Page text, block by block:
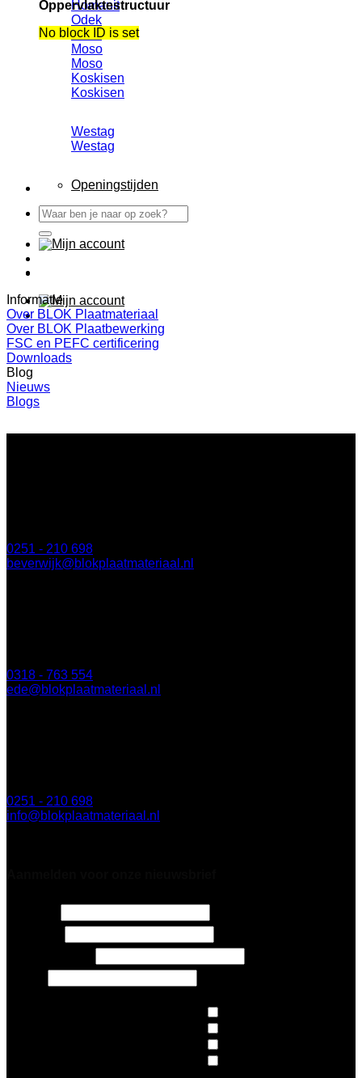
Homanit
Odek
Odek
Moso
Moso
Koskisen
Koskisen
Westag
Westag
Openingstijden
Zoeken
naar:
Oppervlaktestructuur
No block ID is set
Informatie
Over BLOK Plaatmateriaal
Over BLOK Plaatbewerking
FSC en PEFC certificering
Downloads
Blog
Nieuws
Blogs
0251 - 210 698
beverwijk@blokplaatmateriaal.nl
0318 - 763 554
ede@blokplaatmateriaal.nl
0251 - 210 698
info@blokplaatmateriaal.nl